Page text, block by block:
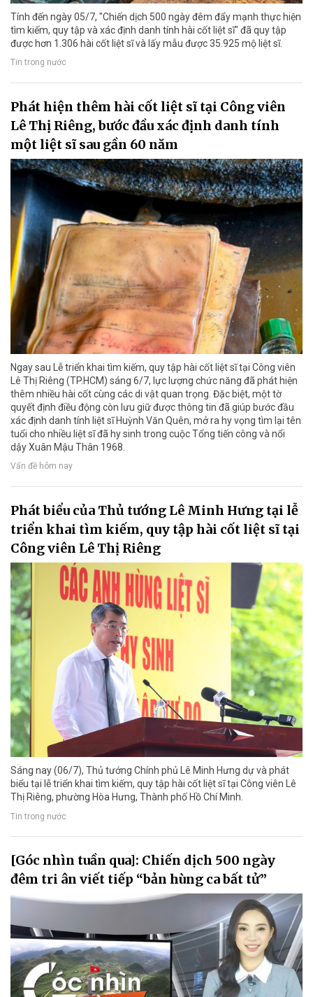
Tính đến ngày 05/7, "Chiến dịch 500 ngày đêm đẩy mạnh thực hiện
tìm kiếm, quy tập và xác định danh tính hài cốt liệt sĩ" đã quy tập
được hơn 1.306 hài cốt liệt sĩ và lấy mẫu được 35.925 mộ liệt sĩ.
Tin trong nước
Phát hiện thêm hài cốt liệt sĩ tại Công viên
Lê Thị Riêng, bước đầu xác định danh tính
một liệt sĩ sau gần 60 năm
Ngay sau Lễ triển khai tìm kiếm, quy tập hài cốt liệt sĩ tại Công viên
Lê Thị Riêng (TP.HCM) sáng 6/7, lực lượng chức năng đã phát hiện
thêm nhiều hài cốt cùng các di vật quan trọng. Đặc biệt, một tờ
quyết định điều động còn lưu giữ được thông tin đã giúp bước đầu
xác định danh tính liệt sĩ Huỳnh Văn Quên, mở ra hy vọng tìm lại tên
tuổi cho nhiều liệt sĩ đã hy sinh trong cuộc Tổng tiến công và nổi
dậy Xuân Mậu Thân 1968.
Vấn đề hôm nay
Phát biểu của Thủ tướng Lê Minh Hưng tại lễ
triển khai tìm kiếm, quy tập hài cốt liệt sĩ tại
Công viên Lê Thị Riêng
Sáng nay (06/7), Thủ tướng Chính phủ Lê Minh Hưng dự và phát
biểu tại lễ triển khai tìm kiếm, quy tập hài cốt liệt sĩ tại Công viên Lê
Thị Riêng, phường Hòa Hưng, Thành phố Hồ Chí Minh.
Tin trong nước
[Góc nhìn tuần qua]: Chiến dịch 500 ngày
đêm tri ân viết tiếp “bản hùng ca bất tử”